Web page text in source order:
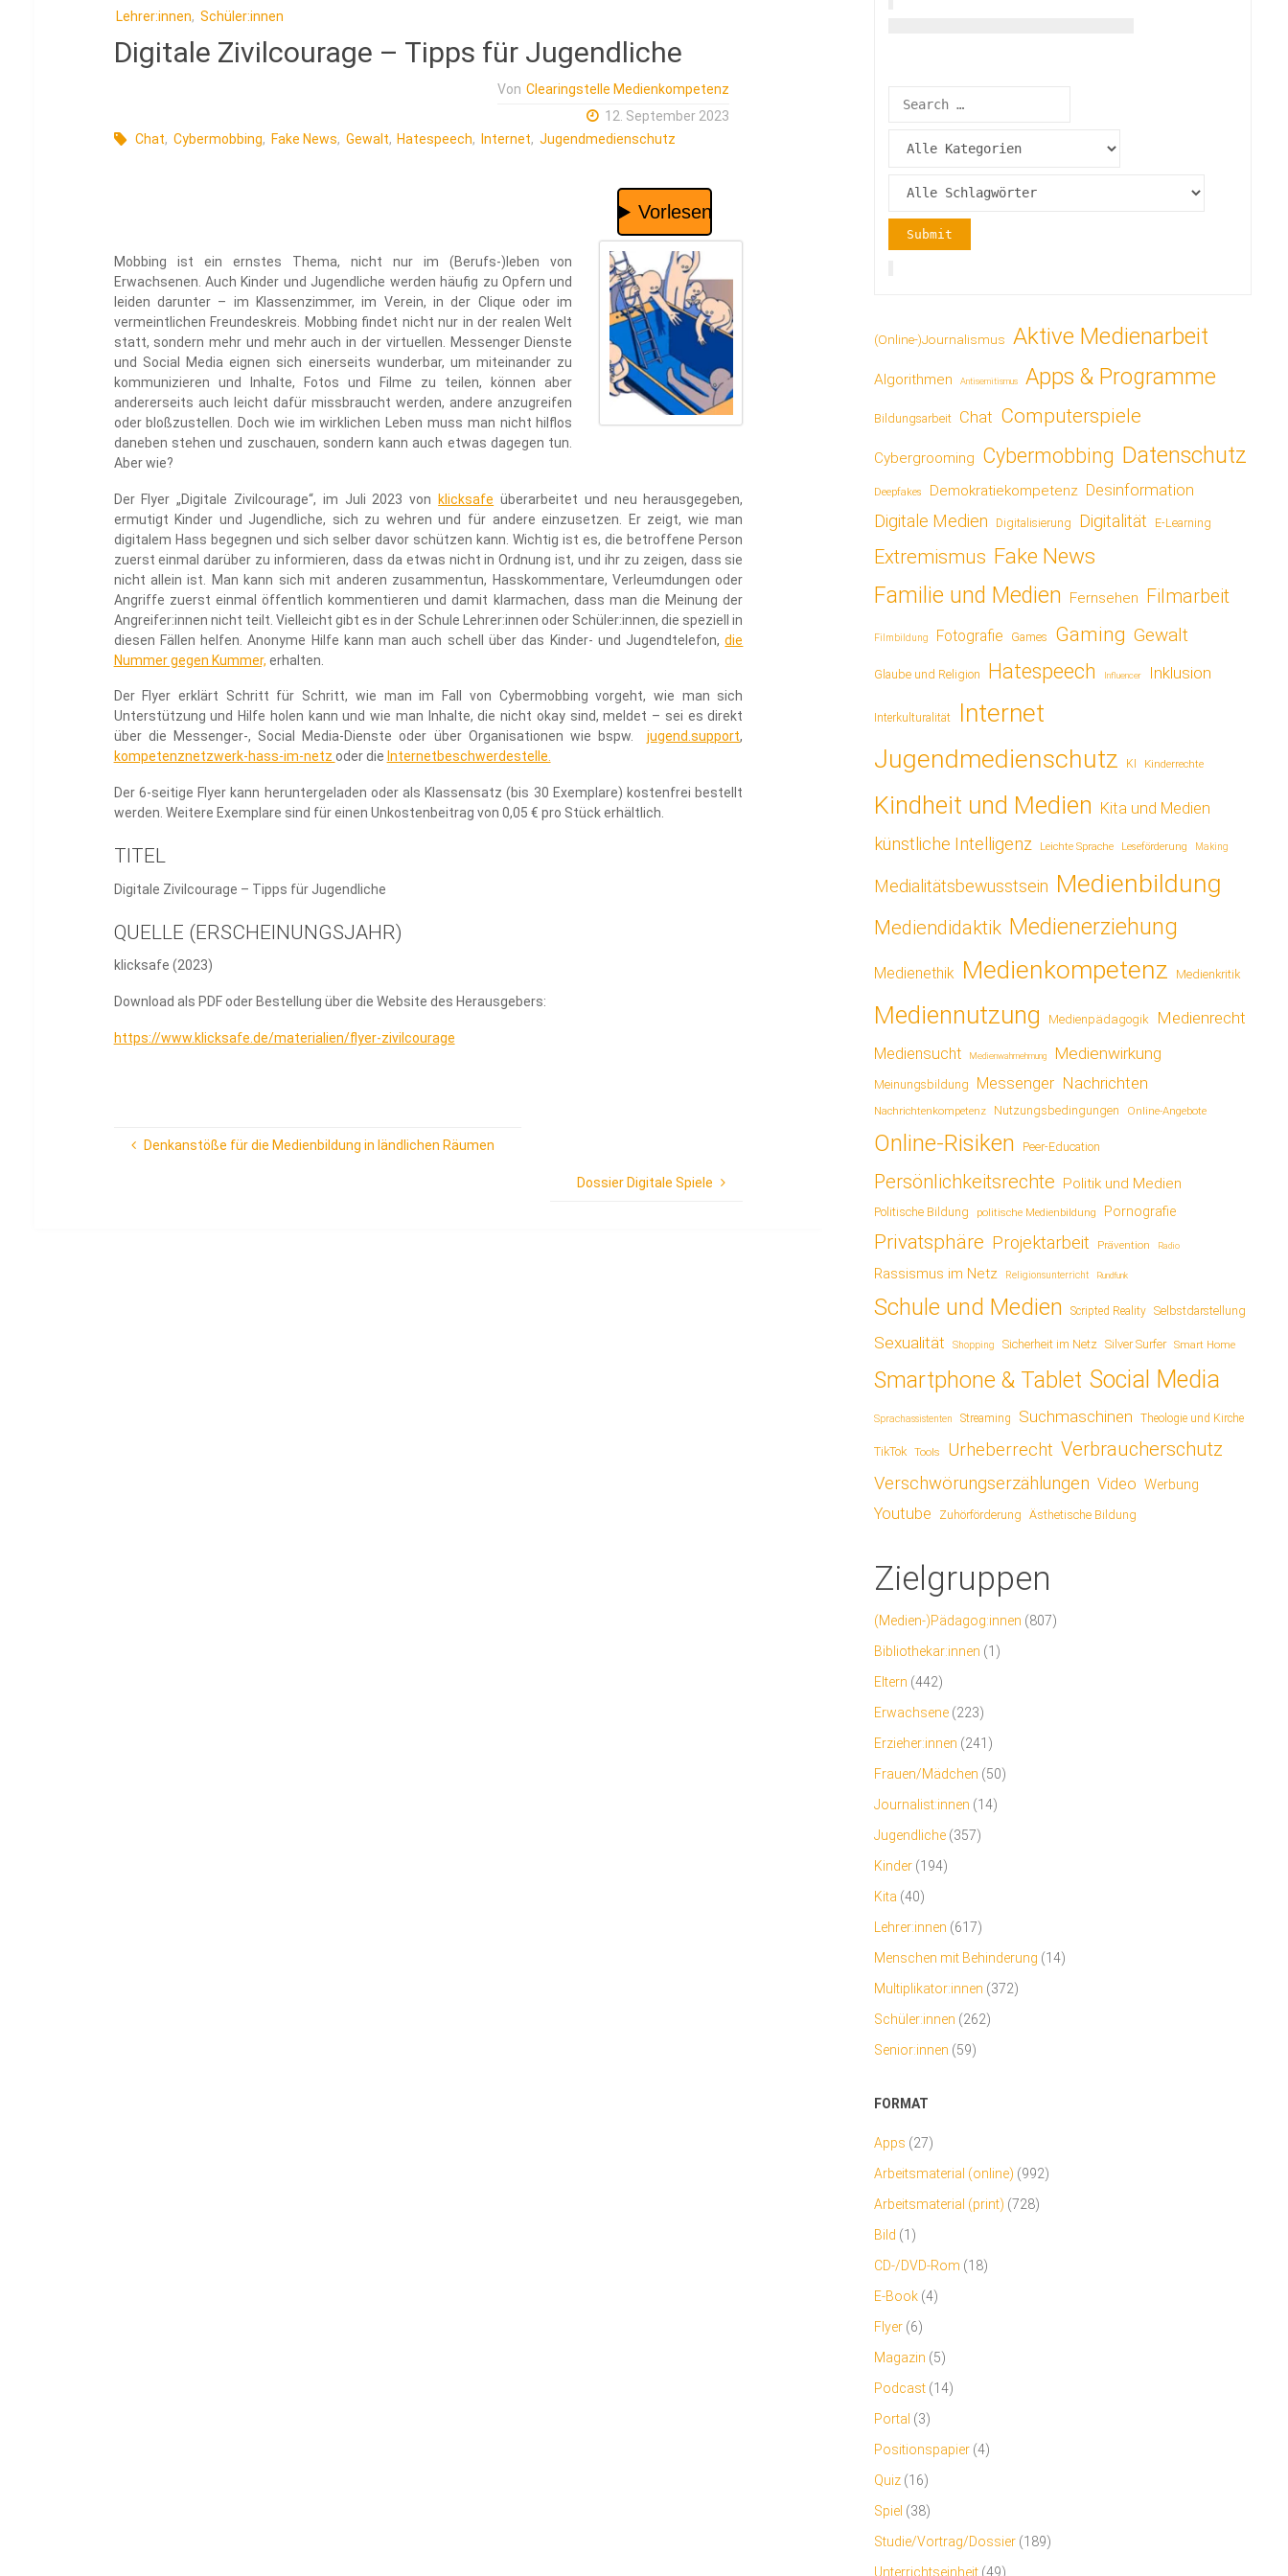
Lehrer:innen, Schüler:innen
Digitale Zivilcourage – Tipps für Jugendliche
Von Clearingstelle Medienkompetenz
12. September 2023
Chat, Cybermobbing, Fake News, Gewalt, Hatespeech, Internet, Jugendmedienschutz
Mobbing ist ein ernstes Thema, nicht nur im (Berufs-)leben von
Erwachsenen. Auch Kinder und Jugendliche werden häufig zu Opfern und
leiden darunter – im Klassenzimmer, im Verein, in der Clique oder im
vermeintlichen Freundeskreis. Mobbing findet nicht nur in der realen Welt
statt, sondern mehr und mehr auch in der virtuellen. Messenger Dienste
und Social Media eignen sich einerseits wunderbar, um miteinander zu
kommunizieren und Inhalte, Fotos und Filme zu teilen, können aber
andererseits auch leicht dafür missbraucht werden, andere anzugreifen
oder bloßzustellen. Doch wie im wirklichen Leben muss man nicht hilflos
daneben stehen und zuschauen, sondern kann auch etwas dagegen tun.
Aber wie?
Der Flyer „Digitale Zivilcourage“, im Juli 2023 vonklicksafe überarbeitet und neu herausgegeben,
ermutigt Kinder und Jugendliche, sich zu wehren und für andere einzusetzen. Er zeigt, wie man
digitalem Hass begegnen und sich selber davor schützen kann. Wichtig ist es, die betroffene Person
zuerst einmal darüber zu informieren, dass da etwas nicht in Ordnung ist, und ihr zu zeigen, dass sie
nicht allein ist. Man kann sich mit anderen zusammentun, Hasskommentare, Verleumdungen oder
Angriffe zuerst einmal öffentlich kommentieren und damit klarmachen, dass man die Meinung der
Angreifer:innen nicht teilt. Vielleicht gibt es in der Schule Lehrer:innen oder Schüler:innen, die speziell in
diesen Fällen helfen. Anonyme Hilfe kann man auch schell über das Kinder- und Jugendtelefon,die
Nummer gegen Kummer, erhalten.
Der Flyer erklärt Schritt für Schritt, wie man im Fall von Cybermobbing vorgeht, wie man sich
Unterstützung und Hilfe holen kann und wie man Inhalte, die nicht okay sind, meldet – sei es direkt
über die Messenger-, Social Media-Dienste oder über Organisationen wie bspw.jugend.support,
kompetenznetzwerk-hass-im-netz oder die Internetbeschwerdestelle.
Der 6-seitige Flyer kann heruntergeladen oder als Klassensatz (bis 30 Exemplare) kostenfrei bestellt
werden. Weitere Exemplare sind für einen Unkostenbeitrag von 0,05 € pro Stück erhältlich.
TITEL
Digitale Zivilcourage – Tipps für Jugendliche
QUELLE (ERSCHEINUNGSJAHR)
klicksafe (2023)
Download als PDF oder Bestellung über die Website des Herausgebers:
https://www.klicksafe.de/materialien/flyer-zivilcourage
Denkanstöße für die Medienbildung in ländlichen Räumen
Dossier Digitale Spiele
(Online-)Journalismus Aktive Medienarbeit
Algorithmen Antisemitismus Apps & Programme
Bildungsarbeit Chat Computerspiele
Cybergrooming Cybermobbing Datenschutz
Deepfakes Demokratiekompetenz Desinformation
Digitale Medien Digitalisierung Digitalität E-Learning
Extremismus Fake News
Familie und Medien Fernsehen Filmarbeit
Filmbildung Fotografie Games Gaming Gewalt
Glaube und Religion Hatespeech Influencer Inklusion
Interkulturalität Internet
Jugendmedienschutz KI Kinderrechte
Kindheit und Medien Kita und Medien
künstliche Intelligenz Leichte Sprache Leseförderung Making
Medialitätsbewusstsein Medienbildung
Mediendidaktik Medienerziehung
Medienethik Medienkompetenz Medienkritik
Mediennutzung Medienpädagogik Medienrecht
Mediensucht Medienwahrnehmung Medienwirkung
Meinungsbildung Messenger Nachrichten
Nachrichtenkompetenz Nutzungsbedingungen Online-Angebote
Online-Risiken Peer-Education
Persönlichkeitsrechte Politik und Medien
Politische Bildung politische Medienbildung Pornografie
Privatsphäre Projektarbeit Prävention Radio
Rassismus im Netz Religionsunterricht Rundfunk
Schule und Medien Scripted Reality Selbstdarstellung
Sexualität Shopping Sicherheit im Netz Silver Surfer Smart Home
Smartphone & Tablet Social Media
Sprachassistenten Streaming Suchmaschinen Theologie und Kirche
TikTok Tools Urheberrecht Verbraucherschutz
Verschwörungserzählungen Video Werbung
Youtube Zuhörförderung Ästhetische Bildung
Zielgruppen
(Medien-)Pädagog:innen (807)
Bibliothekar:innen (1)
Eltern (442)
Erwachsene (223)
Erzieher:innen (241)
Frauen/Mädchen (50)
Journalist:innen (14)
Jugendliche (357)
Kinder (194)
Kita (40)
Lehrer:innen (617)
Menschen mit Behinderung (14)
Multiplikator:innen (372)
Schüler:innen (262)
Senior:innen (59)
FORMAT
Apps (27)
Arbeitsmaterial (online) (992)
Arbeitsmaterial (print) (728)
Bild (1)
CD-/DVD-Rom (18)
E-Book (4)
Flyer (6)
Magazin (5)
Podcast (14)
Portal (3)
Positionspapier (4)
Quiz (16)
Spiel (38)
Studie/Vortrag/Dossier (189)
Unterrichtseinheit (49)